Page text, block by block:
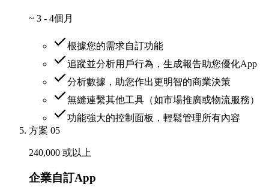
~ 3 - 4個月
根據您的需求自訂功能
追蹤並分析用戶行為，生成報告助您優化App
分析數據，助您作出更明智的商業決策
無縫連繫其他工具（如市場推廣或物流服務）
功能強大的控制面板，輕鬆管理所有內容
方案 05
240,000 或以上
企業自訂App